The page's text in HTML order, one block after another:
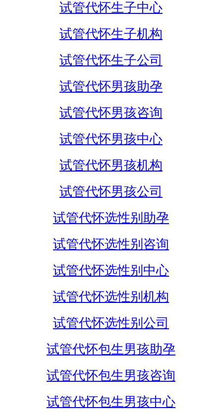
试管代怀生子中心
试管代怀生子机构
试管代怀生子公司
试管代怀男孩助孕
试管代怀男孩咨询
试管代怀男孩中心
试管代怀男孩机构
试管代怀男孩公司
试管代怀选性别助孕
试管代怀选性别咨询
试管代怀选性别中心
试管代怀选性别机构
试管代怀选性别公司
试管代怀包生男孩助孕
试管代怀包生男孩咨询
试管代怀包生男孩中心